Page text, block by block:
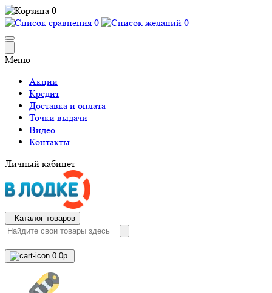
0
0
0
Меню
Акции
Кредит
Доставка и оплата
Точки выдачи
Видео
Контакты
Личный кабинет
Каталог товаров
0 0р.